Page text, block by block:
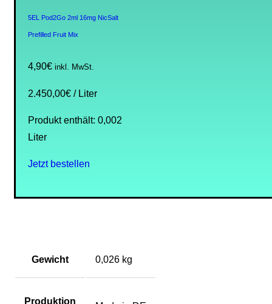
5EL Pod2Go 2ml 16mg NicSalt
Prefilled Fruit Mix
4,90€ inkl. MwSt.
2.450,00€ / Liter
Produkt enthält: 0,002
Liter
Jetzt bestellen
Gewicht 0,026 kg
Produktion